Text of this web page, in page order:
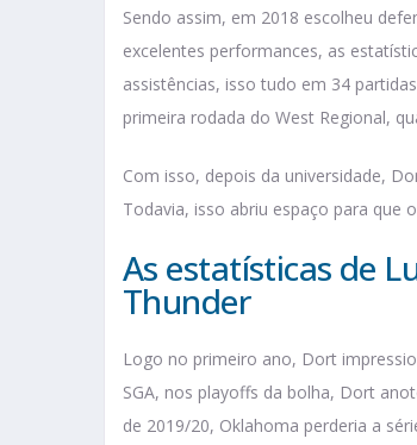
Sendo assim, em 2018 escolheu
excelentes performances, as
assistências, isso tudo em 34
primeira rodada do West Regional,
Com isso, depois da universidade,
Todavia, isso abriu espaço para que
As estatísticas de
Thunder
Logo no primeiro ano, Dort
SGA, nos playoffs da bolha, Dort
de 2019/20, Oklahoma perderia a